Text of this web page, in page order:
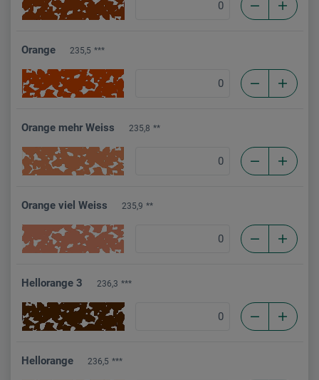
Orange 235,5 ***
Orange mehr Weiss 235,8 **
Orange viel Weiss 235,9 **
Hellorange 3 236,3 ***
Hellorange 236,5 ***